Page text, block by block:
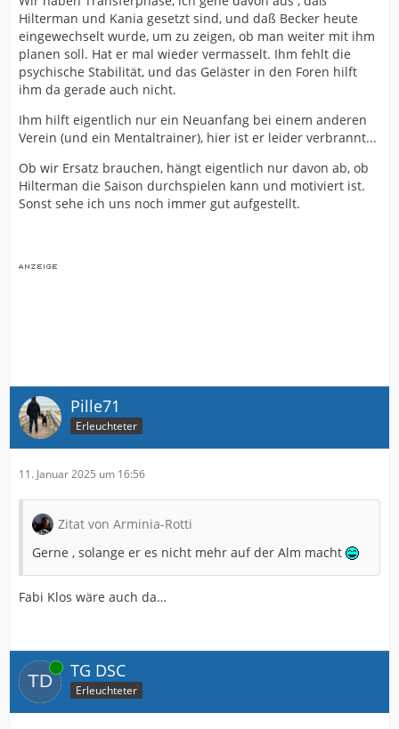
Hilterman und Kania gesetzt sind, und daß Becker heute
eingewechselt wurde, um zu zeigen, ob man weiter mit ihm
planen soll. Hat er mal wieder vermasselt. Ihm fehlt die
psychische Stabilität, und das Geläster in den Foren hilft
ihm da gerade auch nicht.
Ihm hilft eigentlich nur ein Neuanfang bei einem anderen
Verein (und ein Mentaltrainer), hier ist er leider verbrannt...
Ob wir Ersatz brauchen, hängt eigentlich nur davon ab, ob
Hilterman die Saison durchspielen kann und motiviert ist.
Sonst sehe ich uns noch immer gut aufgestellt.
Pille71
Erleuchteter
11. Januar 2025 um 16:56
Zitat von Arminia-Rotti
Gerne , solange er es nicht mehr auf der Alm macht
Fabi Klos wäre auch da…
Online TG DSC
Erleuchteter